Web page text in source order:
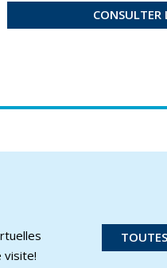
CONSULTER
visite!